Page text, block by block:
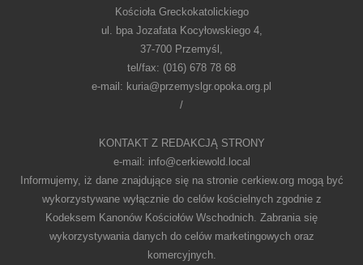
Kościoła Greckokatolickiego
ul. bpa Jozafata Kocyłowskiego 4,
37-700 Przemyśl,
tel/fax: (016) 678 78 68
e-mail: kuria@przemyslgr.opoka.org.pl
/
KONTAKT Z REDAKCJĄ STRONY
e-mail: info@cerkiewold.local
Informujemy, iż dane znajdujące się na stronie cerkiew.org mogą być
wykorzystywane wyłącznie do celów kościelnych zgodnie z
Kodeksem Kanonów Kościołów Wschodnich. Zabrania się
wykorzystywania danych do celów marketingowych oraz
komercyjnych.